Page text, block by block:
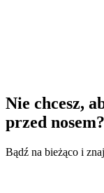
Nie chcesz,
przed nosem?
Bądź na bieżąco i